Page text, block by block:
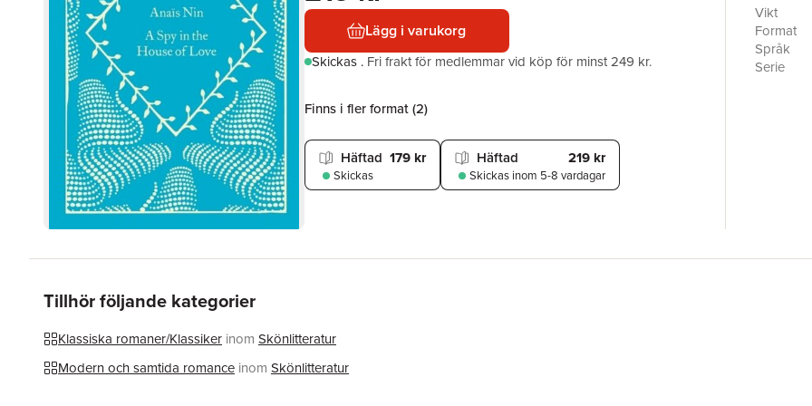
Lägg i varukorg
Skickas . Fri frakt för medlemmar vid köp för minst 249 kr.
Finns i fler format (2)
Häftad 179 kr
Skickas
Häftad 219 kr
Skickas inom 5-8 vardagar
by her
her
phone-
Vikt
Format
Språk
Serie
Tillhör följande kategorier
Klassiska romaner/Klassiker inom Skönlitteratur
Modern och samtida romance inom Skönlitteratur